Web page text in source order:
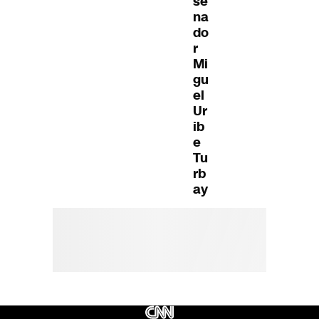
na
do
r
Mi
gu
el
Ur
ib
e
Tu
rb
ay